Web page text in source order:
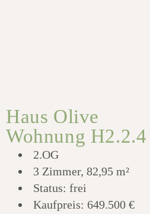
Haus Olive
Wohnung
2.OG
3 Zimmer, 82,95 m²
Status: frei
Kaufpreis: 649.500 €